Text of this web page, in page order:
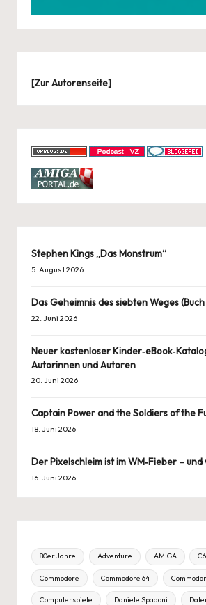
[Zur Autorenseite]
Stephen Kings „Das Monstrum“
5. August 2026
Das Geheimnis des siebten Weges
22. Juni 2026
Neuer kostenloser
Autorinnen und Autoren
20. Juni 2026
Captain Power and the Soldiers of the
18. Juni 2026
Der Pixelschleim ist im WM‑Fieber – und
16. Juni 2026
80er Jahre Adventure AMIGA
Commodore Commodore 64
Computerspiele Daniele Spadoni